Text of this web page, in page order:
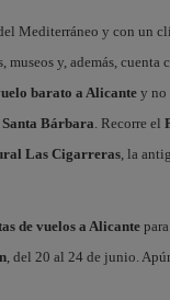
Mediterráneo y con un
museos y, además,
barato a Alicantey no
Bárbara. Recorre el
Las Cigarreras, la
de vuelos a Alicantepara
, del 20 al 24 de junio.